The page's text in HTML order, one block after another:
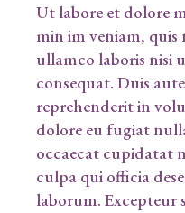
Ut labore et dolore
min im veniam,
ullamco laboris nisi
consequat. Duis
reprehenderit in
dolore eu fugiat
occaecat cupidatat
culpa qui officia
laborum. Excepteur